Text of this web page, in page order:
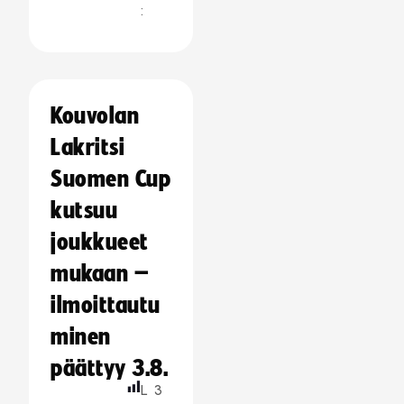
:
Kouvolan
Lakritsi
Suomen Cup
kutsuu
joukkueet
mukaan –
ilmoittautu
minen
päättyy 3.8.
L 3